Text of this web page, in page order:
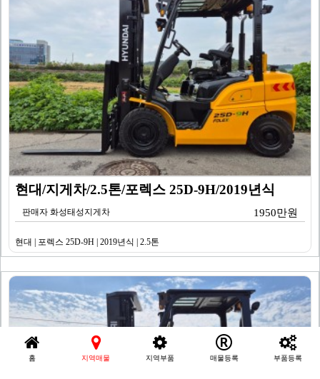
현대/지게차/2.5톤/포렉스 25D-9H/2019년식
판매자 화성태성지게차 1950만원
현대 | 포렉스 25D-9H | 2019년식 | 2.5톤
홈 지역매물 지역부품 매물등록 부품등록